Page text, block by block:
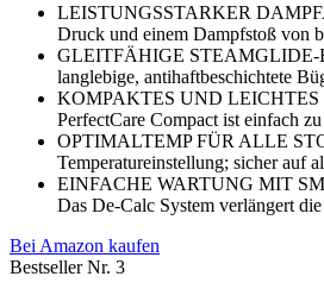
LEISTUNGSSTARKER
Druck und einem Dampfstoß von
GLEITFÄHIGE STEAMGLIDE-
langlebige, antihaftbeschichtete
KOMPAKTES UND LEICHTES
PerfectCare Compact ist einfach
OPTIMALTEMP FÜR ALLE
Temperatureinstellung; sicher auf
EINFACHE WARTUNG MIT
Das De-Calc System verlängert
Bei Amazon kaufen
Bestseller Nr. 3